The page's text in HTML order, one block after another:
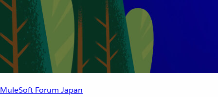
MuleSoft Forum Japan